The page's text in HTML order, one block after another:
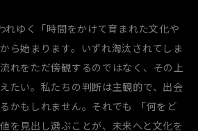
れゆく「時間をかけて育まれた文化や
ら始まります。いずれ淘汰されてしま
れをただ傍観するのではなく、その上
たい。私たちの判断は主観的で、出会
かもしれません。それでも 「何をど
を見出し選ぶことが、未来へと文化を